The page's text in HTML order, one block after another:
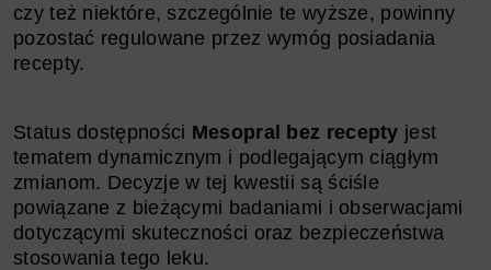
czy też niektóre, szczególnie te wyższe, powinny
pozostać regulowane przez wymóg posiadania
recepty.
Status dostępności Mesopral bez recepty jest
tematem dynamicznym i podlegającym ciągłym
zmianom. Decyzje w tej kwestii są ściśle
powiązane z bieżącymi badaniami i obserwacjami
dotyczącymi skuteczności oraz bezpieczeństwa
stosowania tego leku.